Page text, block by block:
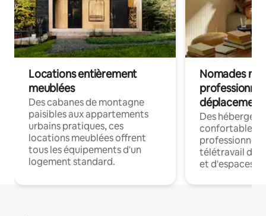
Locations entièrement
meublées
Des cabanes de montagne
paisibles aux appartements
urbains pratiques, ces
locations meublées offrent
tous les équipements d'un
logement standard.
Nomades
déplacement
Des
confortables
professionnels
télétravail
et d'espaces